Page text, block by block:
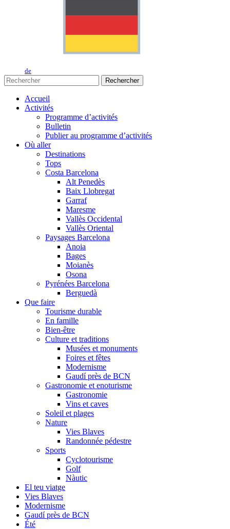
de
Rechercher
Accueil
Activités
Programme d’activités
Bulletin
Publier au programme d’activités
Où aller
Destinations
Tops
Costa Barcelona
Alt Penedès
Baix Llobregat
Garraf
Maresme
Vallès Occidental
Vallès Oriental
Paysages Barcelona
Anoia
Bages
Moianès
Osona
Pyrénées Barcelona
Berguedà
Que faire
Tourisme durable
En famille
Bien-être
Culture et traditions
Musées et monuments
Foires et fêtes
Modernisme
Gaudí près de BCN
Gastronomie et enoturisme
Gastronomie
Vins et caves
Soleil et plages
Nature
Vies Blaves
Randonnée pédestre
Sports
Cyclotourisme
Golf
Nàutic
El teu viatge
Vies Blaves
Modernisme
Gaudí près de BCN
Été